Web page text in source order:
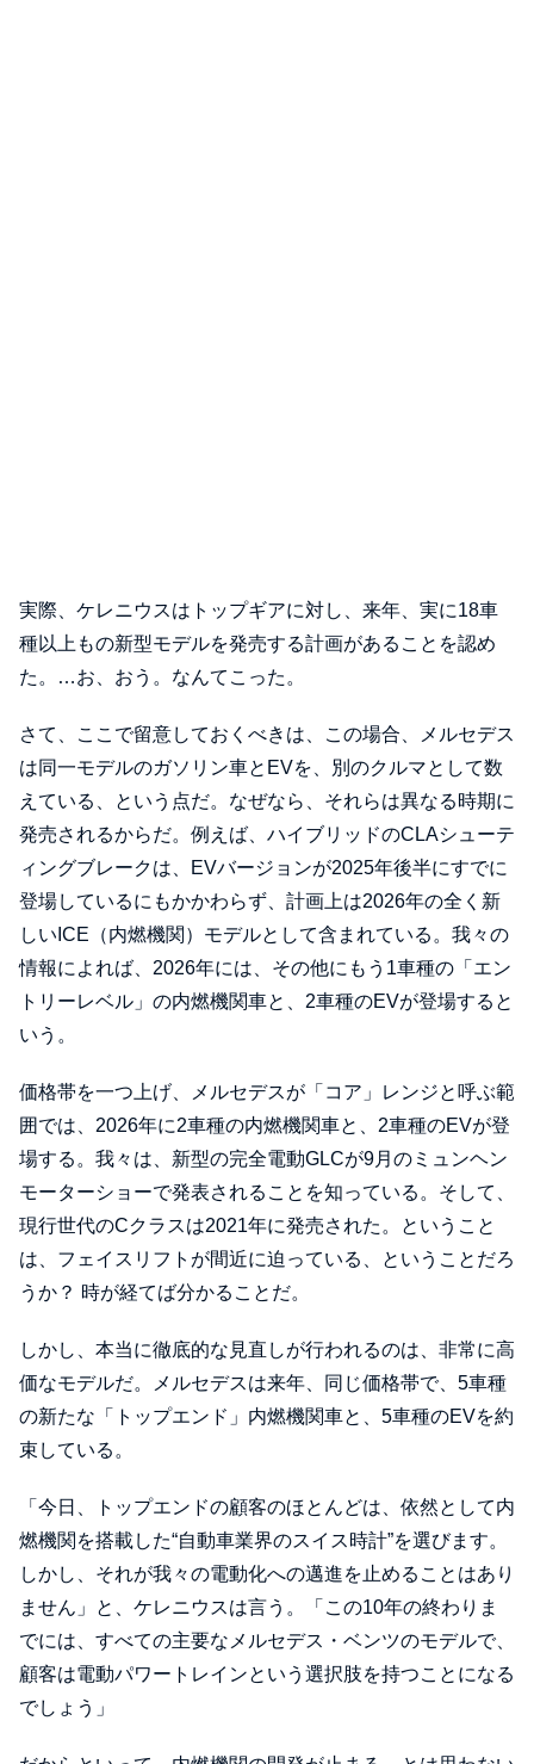
実際、ケレニウスはトップギアに対し、来年、実に18車
種以上もの新型モデルを発売する計画があることを認め
た。…お、おう。なんてこった。
さて、ここで留意しておくべきは、この場合、メルセデス
は同一モデルのガソリン車とEVを、別のクルマとして数
えている、という点だ。なぜなら、それらは異なる時期に
発売されるからだ。例えば、ハイブリッドのCLAシューテ
ィングブレークは、EVバージョンが2025年後半にすでに
登場しているにもかかわらず、計画上は2026年の全く新
しいICE（内燃機関）モデルとして含まれている。我々の
情報によれば、2026年には、その他にもう1車種の「エン
トリーレベル」の内燃機関車と、2車種のEVが登場すると
いう。
価格帯を一つ上げ、メルセデスが「コア」レンジと呼ぶ範
囲では、2026年に2車種の内燃機関車と、2車種のEVが登
場する。我々は、新型の完全電動GLCが9月のミュンヘン
モーターショーで発表されることを知っている。そして、
現行世代のCクラスは2021年に発売された。ということ
は、フェイスリフトが間近に迫っている、ということだろ
うか？ 時が経てば分かることだ。
しかし、本当に徹底的な見直しが行われるのは、非常に高
価なモデルだ。メルセデスは来年、同じ価格帯で、5車種
の新たな「トップエンド」内燃機関車と、5車種のEVを約
束している。
「今日、トップエンドの顧客のほとんどは、依然として内
燃機関を搭載した“自動車業界のスイス時計”を選びます。
しかし、それが我々の電動化への邁進を止めることはあり
ません」と、ケレニウスは言う。「この10年の終わりま
でには、すべての主要なメルセデス・ベンツのモデルで、
顧客は電動パワートレインという選択肢を持つことになる
でしょう」